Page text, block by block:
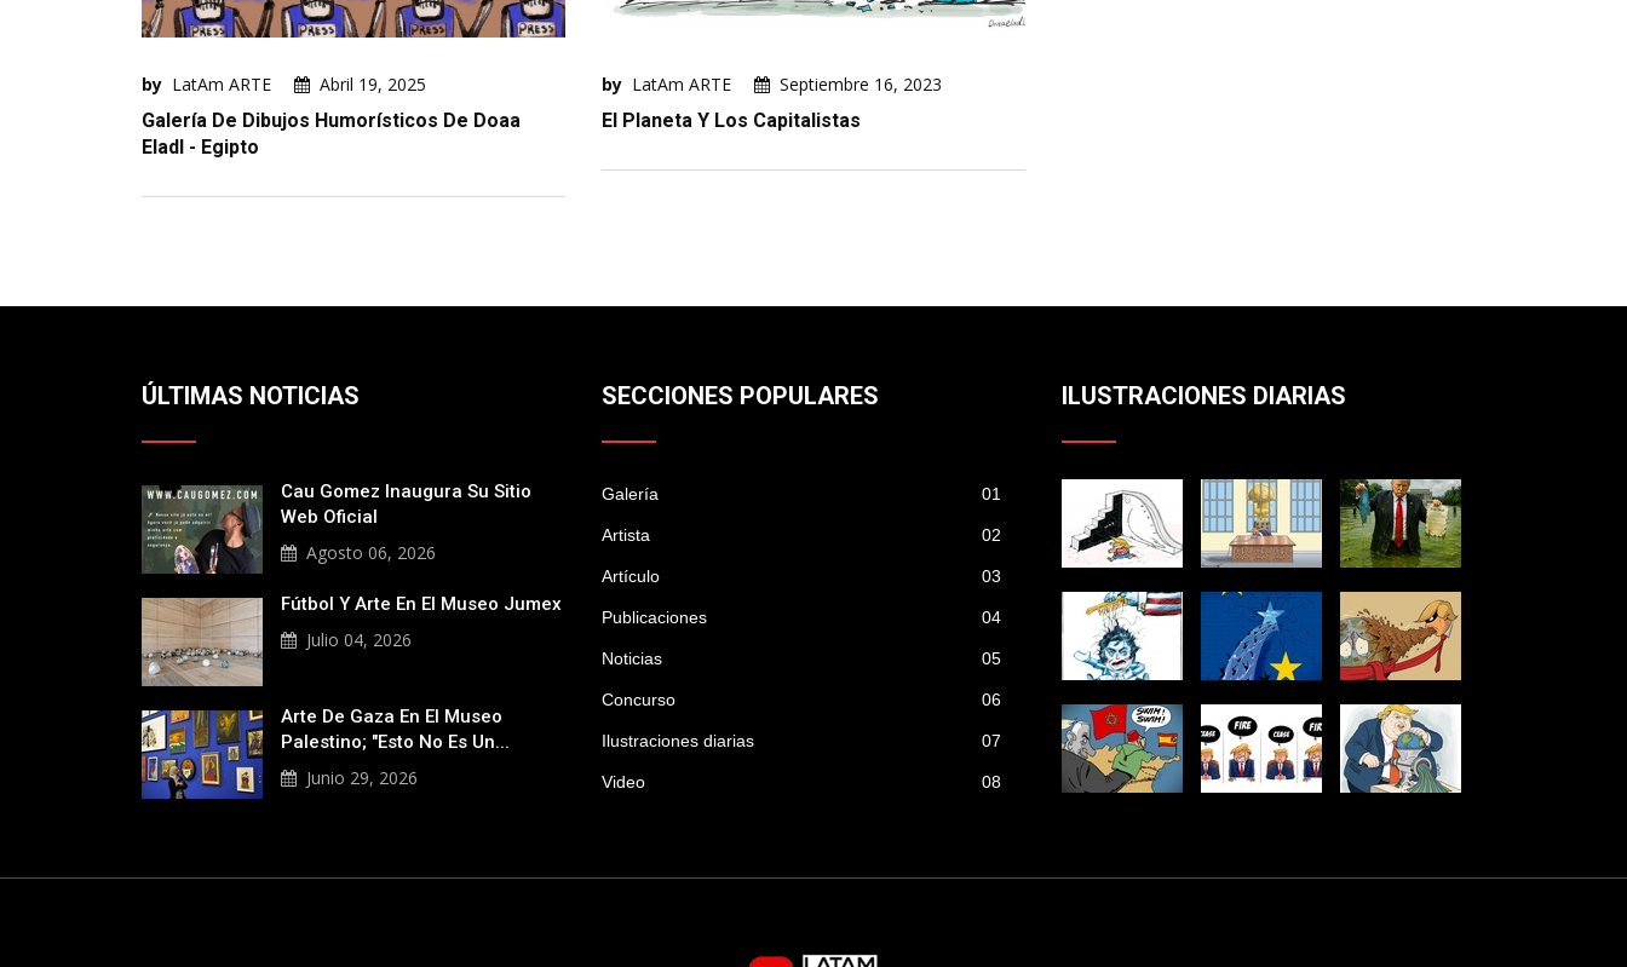
by LatAm ARTE
Abril 19, 2025
Galería De Dibujos Humorísticos De Doaa
Eladl - Egipto
by LatAm ARTE
Septiembre 16, 2023
El Planeta Y Los Capitalistas
ÚLTIMAS NOTICIAS
Cau Gomez Inaugura Su Sitio
Web Oficial
Agosto 06, 2026
Fútbol Y Arte En El Museo Jumex
Julio 04, 2026
Arte De Gaza En El Museo
Palestino; "Esto No Es Un...
Junio 29, 2026
SECCIONES POPULARES
Galería 01
Artista 02
Artículo 03
Publicaciones 04
Noticias 05
Concurso 06
Ilustraciones diarias 07
Video 08
ILUSTRACIONES DIARIAS